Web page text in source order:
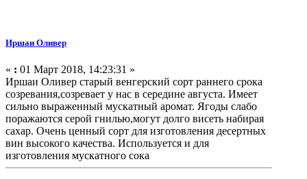
Иршаи Оливер
« : 01 Март 2018, 14:23:31 »
Иршаи Оливер старый венгерский сорт раннего срока
созревания,созревает у нас в середине августа. Имеет
сильно выраженный мускатный аромат. Ягоды слабо
поражаются серой гнилью,могут долго висеть набирая
сахар. Очень ценный сорт для изготовления десертных
вин высокого качества. Используется и для
изготовления мускатного сока